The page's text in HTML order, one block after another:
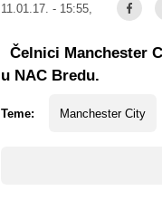
11.01.17. - 15:55,
Teme: Manchester City
Čelnici Manchester
u NAC Bredu.